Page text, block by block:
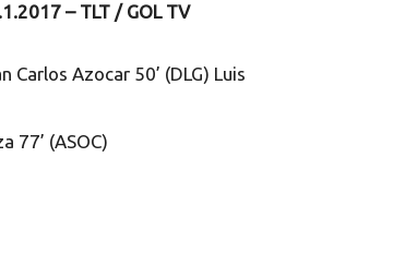
– TLT / GOL TV
Carlos Azocar 50’ (DLG) Luis
77’ (ASOC)